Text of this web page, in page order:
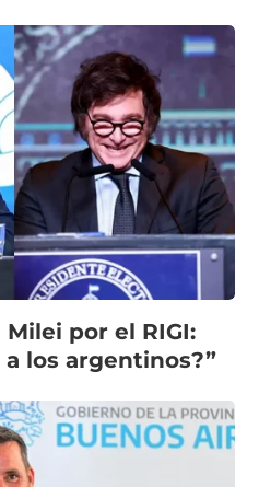
por el RIGI:
a los argentinos?”